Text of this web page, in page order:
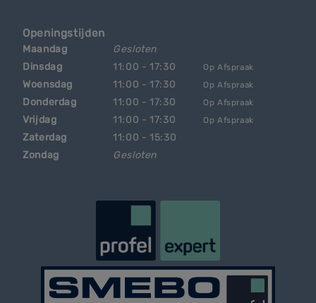
Openingstijden
Maandag
Gesloten
Dinsdag
11:00 - 17:30 Op Afspraak
Woensdag 11:00 - 17:30 Op Afspraak
Donderdag 11:00 - 17:30 Op Afspraak
Vrijdag 11:00 - 17:30 Op Afspraak
Zaterdag
11:00 - 15:30
Zondag
Gesloten